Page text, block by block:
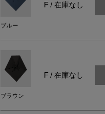
ブルー
F / 在庫なし
ブラウン
F / 在庫なし